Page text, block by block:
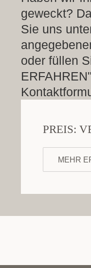
geweckt?
Sie uns
oder füllen
PREIS:
MEHR